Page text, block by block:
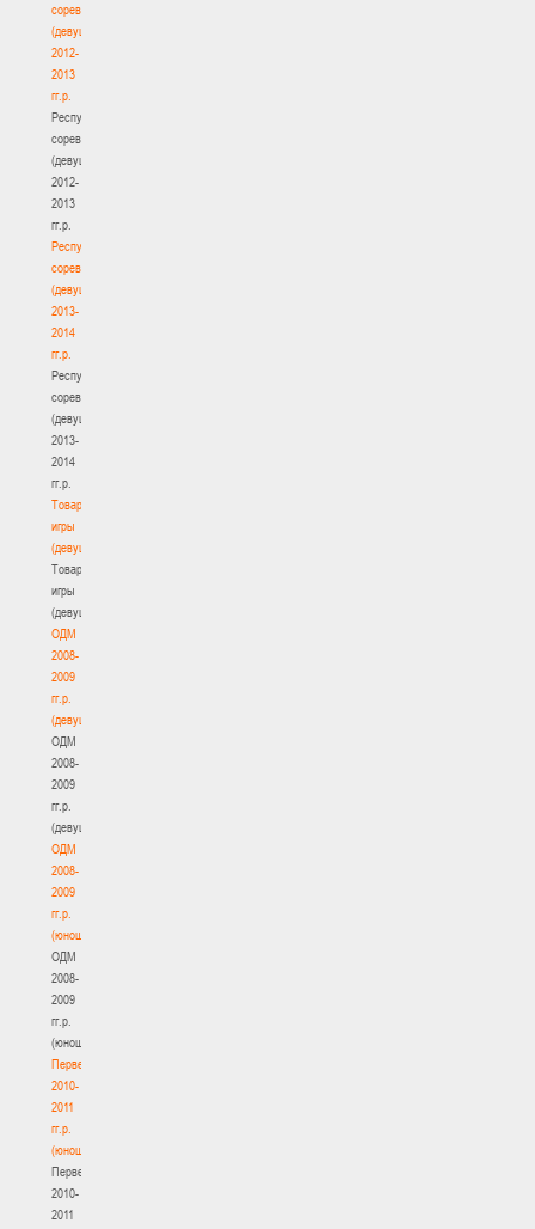
соревнования
(девушки)
2012-
2013
гг.р.
Республиканские
соревнования
(девушки)
2012-
2013
гг.р.
Республиканские
соревнования
(девушки)
2013-
2014
гг.р.
Республиканские
соревнования
(девушки)
2013-
2014
гг.р.
Товарищеские
игры
(девушки)
Товарищеские
игры
(девушки)
ОДМ
2008-
2009
гг.р.
(девушки)
ОДМ
2008-
2009
гг.р.
(девушки)
ОДМ
2008-
2009
гг.р.
(юноши)
ОДМ
2008-
2009
гг.р.
(юноши)
Первенство
2010-
2011
гг.р.
(юноши)
Первенство
2010-
2011